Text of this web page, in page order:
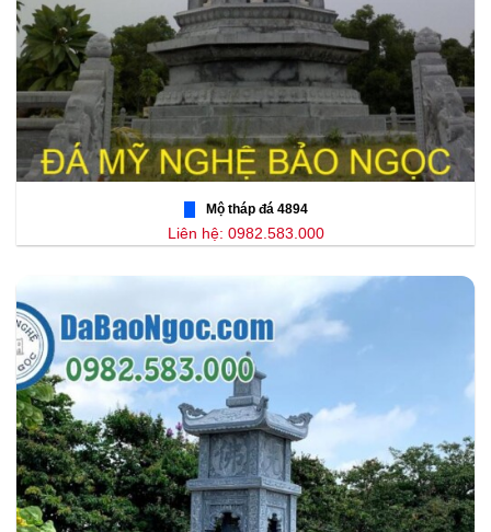
Mộ tháp đá 4894
Liên hệ: 0982.583.000